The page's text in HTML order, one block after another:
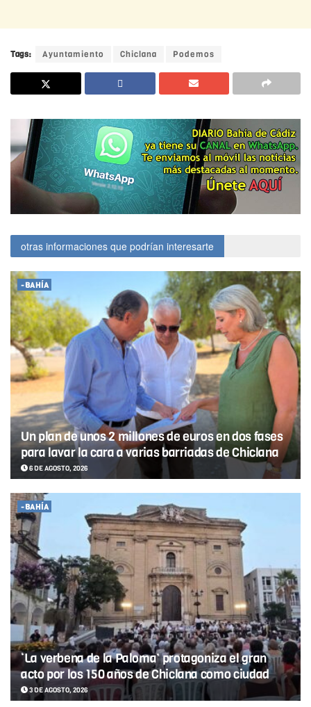
Tags: Ayuntamiento Chiclana Podemos
otras informaciones que podrían interesarte
-BAHÍA
Un plan de unos 2 millones de euros en dos fases
para lavar la cara a varias barriadas de Chiclana
6 DE AGOSTO, 2026
-BAHÍA
‘La verbena de la Paloma’ protagoniza el gran
acto por los 150 años de Chiclana como ciudad
3 DE AGOSTO, 2026